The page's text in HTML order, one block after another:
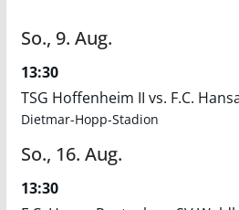
So., 9. Aug.
13:30
TSG Hoffenheim II vs. F.C.
Dietmar-Hopp-Stadion
So., 16. Aug.
13:30